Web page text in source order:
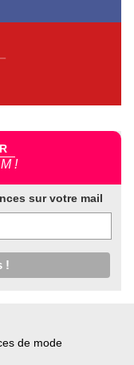
!
sur votre mail
de mode